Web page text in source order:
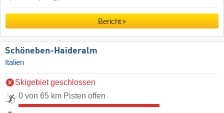
Bericht
Schöneben-Haideralm
Italien
Skigebiet geschlossen
0 von 65 km Pisten offen